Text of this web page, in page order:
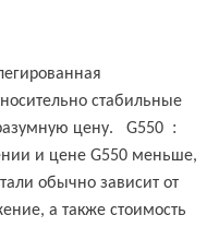
стабильные
цену.
‌ ‌ G550 ‌ :
и цене G550 меньше,
обычно зависит от
а также стоимость